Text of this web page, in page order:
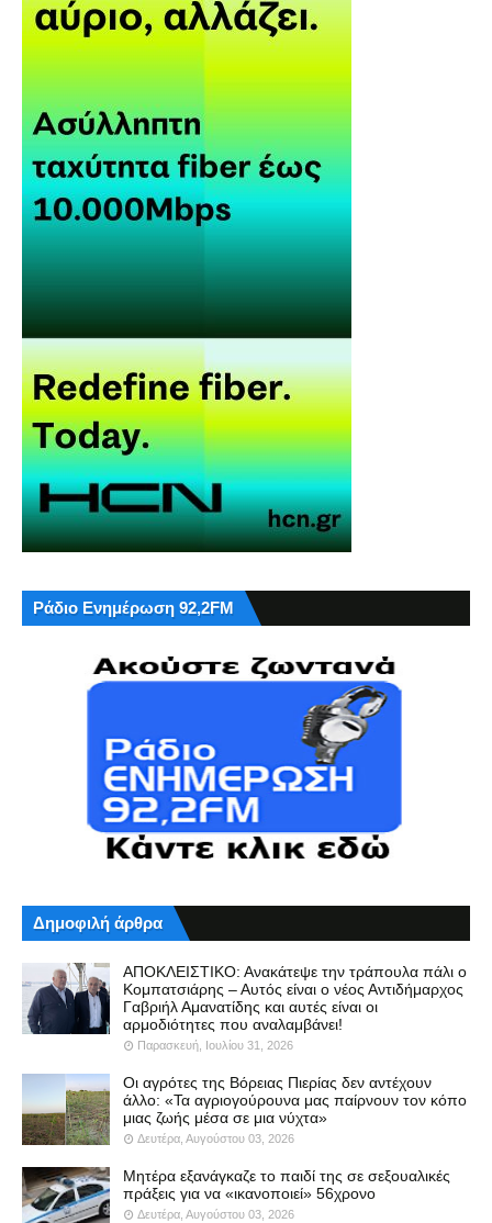
Ράδιο Ενημέρωση 92,2FM
Δημοφιλή άρθρα
ΑΠΟΚΛΕΙΣΤΙΚΟ: Ανακάτεψε την τράπουλα πάλι ο
Κομπατσιάρης – Αυτός είναι ο νέος Αντιδήμαρχος
Γαβριήλ Αμανατίδης και αυτές είναι οι
αρμοδιότητες που αναλαμβάνει!
Παρασκευή, Ιουλίου 31, 2026
Οι αγρότες της Βόρειας Πιερίας δεν αντέχουν
άλλο: «Τα αγριογούρουνα μας παίρνουν τον κόπο
μιας ζωής μέσα σε μια νύχτα»
Δευτέρα, Αυγούστου 03, 2026
Μητέρα εξανάγκαζε το παιδί της σε σεξουαλικές
πράξεις για να «ικανοποιεί» 56χρονο
Δευτέρα, Αυγούστου 03, 2026